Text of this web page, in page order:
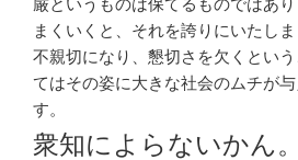
厳というものは保てるものではあ
まくいくと、それを誇りにいたしま
不親切になり、懇切さを欠くとい
てはその姿に大きな社会のムチが
す。
衆知によらないかん。